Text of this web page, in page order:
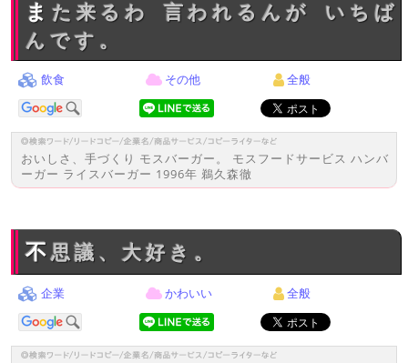
また来るわ 言われるんが いちば
んです。
飲食 その他 全般
おいしさ、手づくり モスバーガー。 モスフードサービス ハンバ
ーガー ライスバーガー 1996年 鵜久森徹
不思議、大好き。
企業 かわいい 全般